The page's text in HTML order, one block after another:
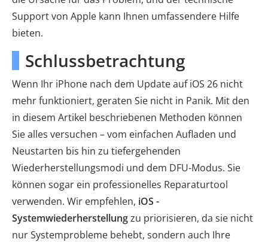
Support von Apple kann Ihnen umfassendere Hilfe
bieten.
Schlussbetrachtung
Wenn Ihr iPhone nach dem Update auf iOS 26 nicht
mehr funktioniert, geraten Sie nicht in Panik. Mit den
in diesem Artikel beschriebenen Methoden können
Sie alles versuchen – vom einfachen Aufladen und
Neustarten bis hin zu tiefergehenden
Wiederherstellungsmodi und dem DFU-Modus. Sie
können sogar ein professionelles Reparaturtool
verwenden. Wir empfehlen, iOS -
Systemwiederherstellungzu priorisieren, da sie nicht
nur Systemprobleme behebt, sondern auch Ihre